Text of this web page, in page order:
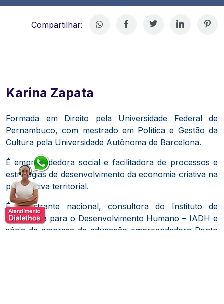
Compartilhar:
Karina Zapata
Formada em Direito pela Universidade Federal de
Pernambuco, com mestrado em Política e Gestão da
Cultura pela Universidade Autônoma de Barcelona.
É empreendedora social e facilitadora de processos e
estratégias de desenvolvimento da economia criativa na
perspectiva territorial.
É palestrante nacional, consultora do Instituto de
Assessoria para o Desenvolvimento Humano – IADH e
sócia da empresa de educação empreendedora Ponto